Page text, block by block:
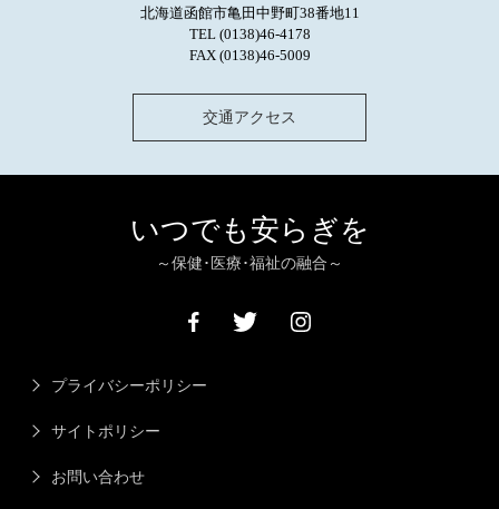
北海道函館市亀田中野町38番地11
TEL (0138)46-4178
FAX (0138)46-5009
交通アクセス
いつでも安らぎを
～保健･医療･福祉の融合～
プライバシーポリシー
サイトポリシー
お問い合わせ